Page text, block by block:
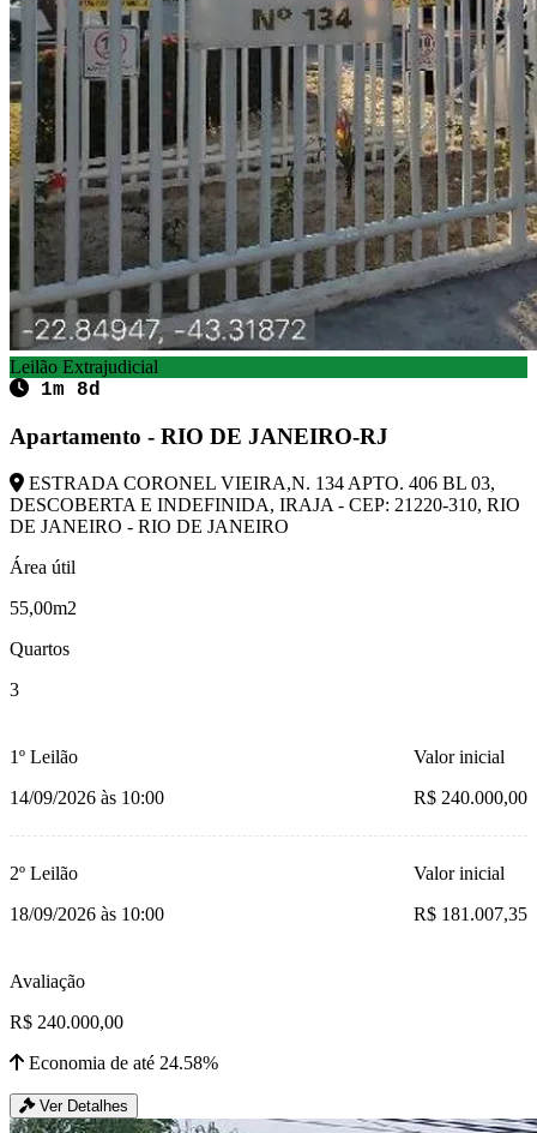
Leilão Extrajudicial
1m 8d
Apartamento - RIO DE JANEIRO-RJ
ESTRADA CORONEL VIEIRA,N. 134 APTO. 406 BL 03,
DESCOBERTA E INDEFINIDA, IRAJA - CEP: 21220-310, RIO
DE JANEIRO - RIO DE JANEIRO
Área útil
55,00m2
Quartos
3
1º Leilão
14/09/2026 às 10:00
Valor inicial
R$ 240.000,00
2º Leilão
18/09/2026 às 10:00
Valor inicial
R$ 181.007,35
Avaliação
R$ 240.000,00
Economia de até 24.58%
Ver Detalhes